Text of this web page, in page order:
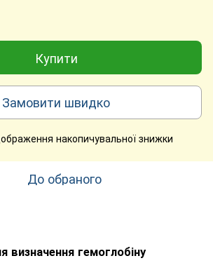
Купити
Замовити швидко
накопичувальної знижки
До обраного
визначення гемоглобіну